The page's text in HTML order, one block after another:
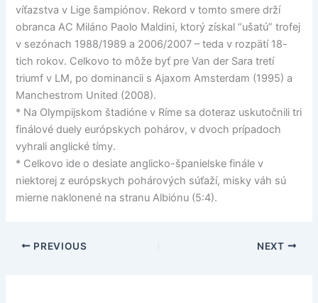
víťazstva v Lige šampiónov. Rekord v tomto smere drží
obranca AC Miláno Paolo Maldini, ktorý získal “ušatú” trofej
v sezónach 1988/1989 a 2006/2007 – teda v rozpätí 18-
tich rokov. Celkovo to môže byť pre Van der Sara tretí
triumf v LM, po dominancii s Ajaxom Amsterdam (1995) a
Manchestrom United (2008).
* Na Olympijskom štadióne v Ríme sa doteraz uskutočnili tri
finálové duely európskych pohárov, v dvoch prípadoch
vyhrali anglické tímy.
* Celkovo ide o desiate anglicko-španielske finále v
niektorej z európskych pohárových súťaží, misky váh sú
mierne naklonené na stranu Albiónu (5:4).
PREVIOUS NEXT